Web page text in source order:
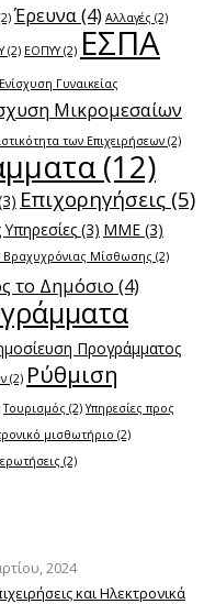
Έρευνα(4) Αλλαγές (2)
(2) ΕΟΠΥΥ(2) ΕΣΠΑ
Ενίσχυση Γυναικείας
Μικρομεσαίων
των Επιχειρήσεων (2)
(12)
Επιχορηγήσεις (5)
Υπηρεσίες (3) ΜΜΕ (3)
Μίσθωσης (2)
το Δημόσιο (4)
Προγράμματος
(2) Ρύθμιση
Τουρισμός (2) Υπηρεσίες προς
μισθωτήριο (2)
(2)
2024
και Ηλεκτρονικά